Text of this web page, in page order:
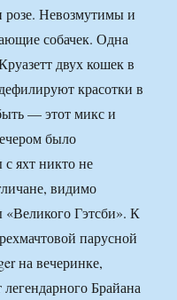
Невозмутимы и
собачек. Одна
двух кошек в
красотки в
— этот микс и
было
яхт никто не
видимо
«Великого Гэтсби». К
парусной
на вечеринке,
легендарного Брайана